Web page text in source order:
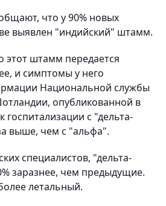
что у 90% новых
выявлен "индийский" штамм.
этот штамм передается
и симптомы у него
Национальной службы
опубликованной в
госпитализации с "дельта-
выше, чем с "альфа".
специалистов, "дельта-
заразнее, чем предыдущие.
летальный.